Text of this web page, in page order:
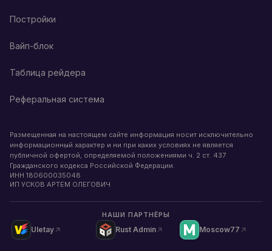
Постройки
Вайп-блок
Таблица рейдера
Реферальная система
Размещенная на настоящем сайте информация носит исключительно
информационный характер и ни при каких условиях не является
публичной офертой, определяемой положениями ч. 2 ст. 437
Гражданского кодекса Российской Федерации.
ИНН 180600035048
ИП УСКОВ АРТЕМ ОЛЕГОВИЧ
НАШИ ПАРТНЁРЫ
Uletay Rust Admin Moscow77